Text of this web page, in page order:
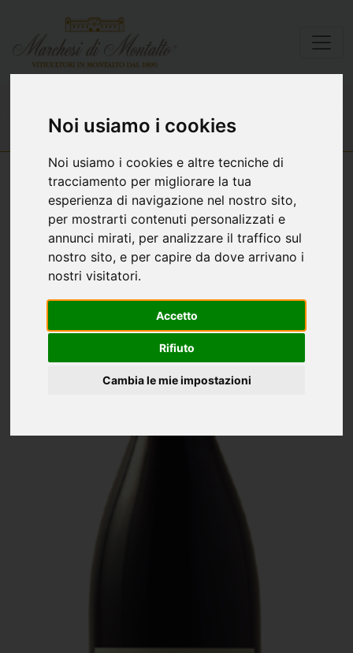
Noi usiamo i cookies
Noi usiamo i cookies e altre tecniche di
tracciamento per migliorare la tua
esperienza di navigazione nel nostro sito,
per mostrarti contenuti personalizzati e
annunci mirati, per analizzare il traffico sul
nostro sito, e per capire da dove arrivano i
nostri visitatori.
Accetto
Rifiuto
Cambia le mie impostazioni